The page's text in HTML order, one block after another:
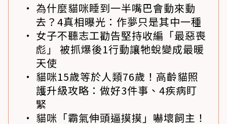
為什麼貓咪睡到一半嘴巴會動來動
去？4真相曝光：作夢只是其中一種
女子不聽志工勸告堅持收編「最惡喪
彪」 被抓爆後1行動讓牠蛻變成最暖
天使
貓咪15歲等於人類76歲！高齡貓照
護升級攻略：做好3件事、4疾病盯
緊
貓咪「霸氣伸頭逼摸摸」嚇壞飼主！